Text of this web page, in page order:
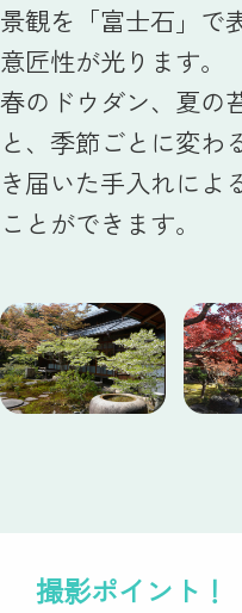
景観を「富士石」で
意匠性が光ります。
春のドウダン、夏の
と、季節ごとに変わ
き届いた手入れによ
ことができます。
撮影ポイント！